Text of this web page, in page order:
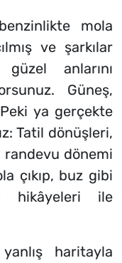
mola
ve şarkılar
anlarını
Güneş,
ya gerçekte
Tatil dönüşleri,
dönemi
çıkıp, buz gibi
hikâyeleri ile
haritayla